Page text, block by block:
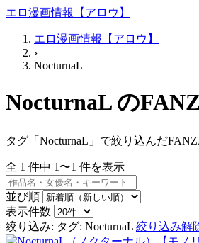
エロ漫画情報【アロウ】
エロ漫画情報【アロウ】
›
NocturnaL
NocturnaL の
タグ「NocturnaL」で絞り込んだ
全 1 件中 1〜1 件を表示
並び順
表示件数
絞り込み: タグ: NocturnaL 絞り込み解